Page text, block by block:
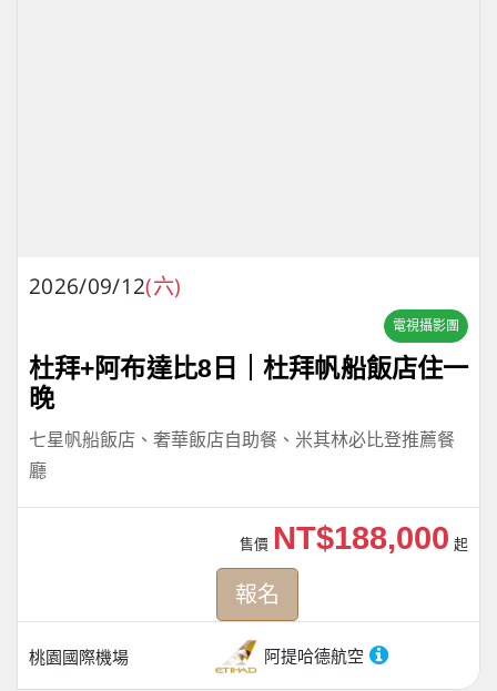
2026/09/12(六)
電視攝影團
杜拜+阿布達比8日｜杜拜帆船飯店住一
晚
七星帆船飯店、奢華飯店自助餐、米其林必比登推薦餐
廳
桃園國際機場 阿提哈德航空
售價 NT$188,000 起
報名